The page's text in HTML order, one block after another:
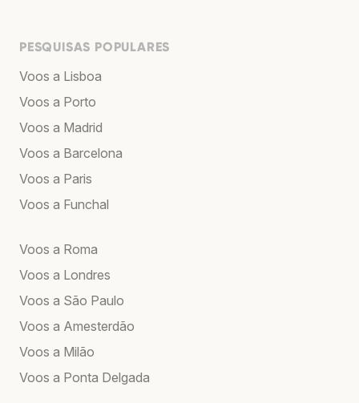
PESQUISAS POPULARES
Voos a Lisboa
Voos a Porto
Voos a Madrid
Voos a Barcelona
Voos a Paris
Voos a Funchal
Voos a Roma
Voos a Londres
Voos a São Paulo
Voos a Amesterdão
Voos a Milão
Voos a Ponta Delgada